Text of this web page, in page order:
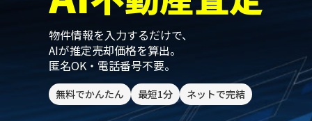
物件情報を入力するだけで、
AIが推定売却価格を算出。
匿名OK・電話番号不要。
無料でかんたん 最短1分 ネットで完結